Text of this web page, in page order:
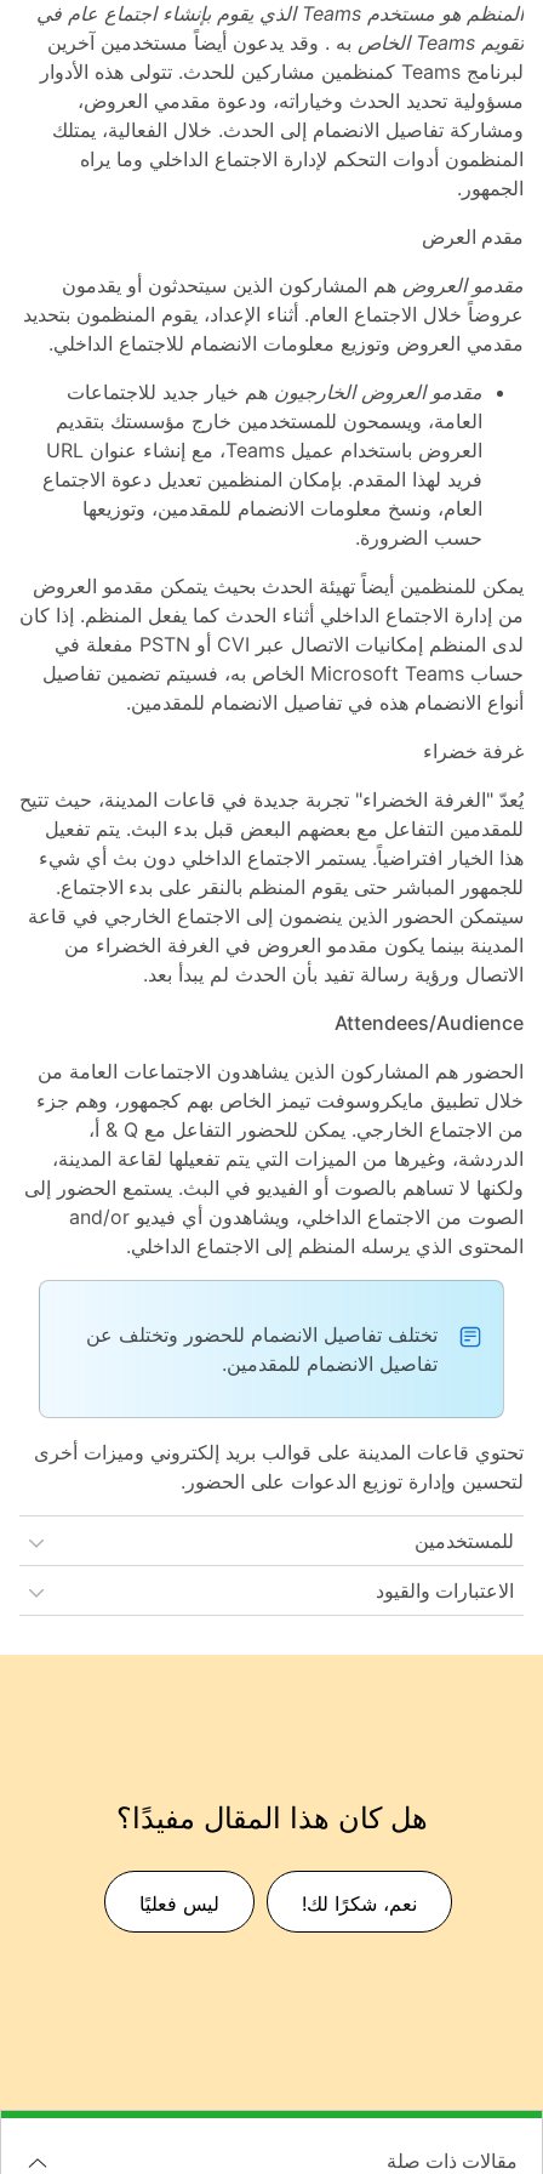
المنظم هو مستخدم Teams الذي يقوم بإنشاء اجتماع عام في
تقويم Teams الخاص
به . وقد يدعون أيضاً مستخدمين آخرين
لبرنامج Teams كمنظمين مشاركين للحدث. تتولى هذه الأدوار
مسؤولية تحديد الحدث وخياراته، ودعوة مقدمي العروض،
ومشاركة تفاصيل الانضمام إلى الحدث. خلال الفعالية، يمتلك
المنظمون أدوات التحكم لإدارة الاجتماع الداخلي وما يراه
الجمهور.
مقدم العرض
مقدمو العروض هم المشاركون الذين سيتحدثون أو يقدمون
عروضاً خلال الاجتماع العام. أثناء الإعداد، يقوم المنظمون بتحديد
مقدمي العروض وتوزيع معلومات الانضمام للاجتماع الداخلي.
مقدمو العروض الخارجيون هم خيار جديد للاجتماعات
العامة، ويسمحون للمستخدمين خارج مؤسستك بتقديم
العروض باستخدام عميل Teams، مع إنشاء عنوان URL
فريد لهذا المقدم. بإمكان المنظمين تعديل دعوة الاجتماع
العام، ونسخ معلومات الانضمام للمقدمين، وتوزيعها
حسب الضرورة.
يمكن للمنظمين أيضاً تهيئة الحدث بحيث يتمكن مقدمو العروض
من إدارة الاجتماع الداخلي أثناء الحدث كما يفعل المنظم. إذا كان
لدى المنظم إمكانيات الاتصال عبر CVI أو PSTN مفعلة في
حساب Microsoft Teams الخاص به، فسيتم تضمين تفاصيل
أنواع الانضمام هذه في تفاصيل الانضمام للمقدمين.
غرفة خضراء
يُعدّ "الغرفة الخضراء" تجربة جديدة في قاعات المدينة، حيث تتيح
للمقدمين التفاعل مع بعضهم البعض قبل بدء البث. يتم تفعيل
هذا الخيار افتراضياً. يستمر الاجتماع الداخلي دون بث أي شيء
للجمهور المباشر حتى يقوم المنظم بالنقر على بدء الاجتماع.
سيتمكن الحضور الذين ينضمون إلى الاجتماع الخارجي في قاعة
المدينة بينما يكون مقدمو العروض في الغرفة الخضراء من
الاتصال ورؤية رسالة تفيد بأن الحدث لم يبدأ بعد.
Attendees/Audience
الحضور هم المشاركون الذين يشاهدون الاجتماعات العامة من
خلال تطبيق مايكروسوفت تيمز الخاص بهم كجمهور، وهم جزء
من الاجتماع الخارجي. يمكن للحضور التفاعل مع Q & أ،
الدردشة، وغيرها من الميزات التي يتم تفعيلها لقاعة المدينة،
ولكنها لا تساهم بالصوت أو الفيديو في البث. يستمع الحضور إلى
الصوت من الاجتماع الداخلي، ويشاهدون أي فيديو and/or
المحتوى الذي يرسله المنظم إلى الاجتماع الداخلي.
تختلف تفاصيل الانضمام للحضور وتختلف عن
تفاصيل الانضمام للمقدمين.
تحتوي قاعات المدينة على قوالب بريد إلكتروني وميزات أخرى
لتحسين وإدارة توزيع الدعوات على الحضور.
للمستخدمين
الاعتبارات والقيود
هل كان هذا المقال مفيدًا؟
نعم، شكرًا لك! ليس فعليًا
مقالات ذات صلة